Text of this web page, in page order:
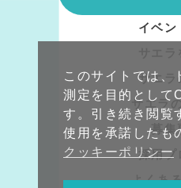
イベン
サエラ
サエラ
募集
採用プ
よくあ
このサイトでは、
測定を目的として
す。引き続き閲覧
使用を承諾したも
クッキーポリシー